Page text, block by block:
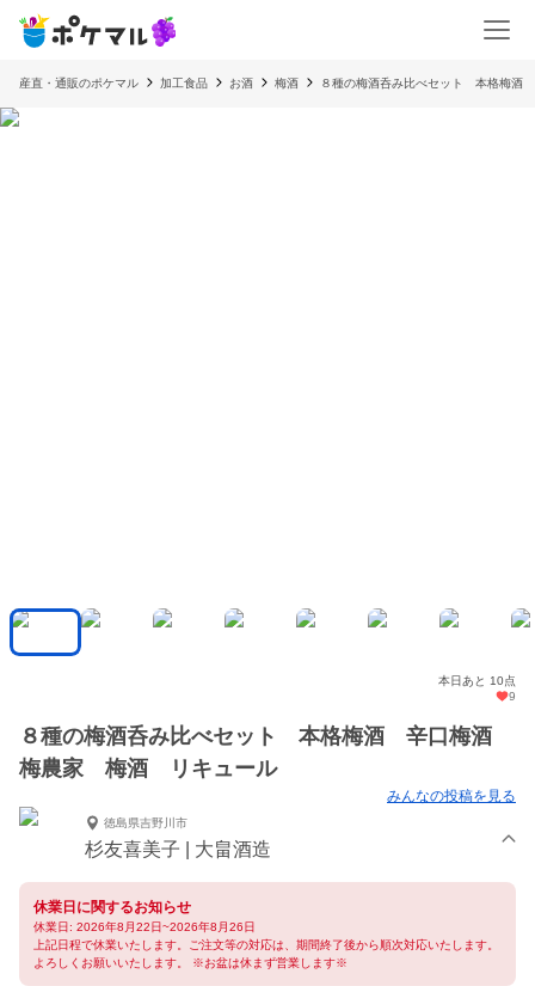
産直・通販のポケマル 加工食品 お酒 梅酒 ８種の梅酒呑み比べセット 本格梅
本日あと 10点
9
８種の梅酒呑み比べセット 本格梅酒 辛口梅酒
梅農家 梅酒 リキュール
みんなの投稿を見る
徳島県吉野川市
杉友喜美子 | 大畠酒造
休業日に関するお知らせ
休業日: 2026年8月22日~2026年8月26日
上記日程で休業いたします。ご注文等の対応は、期間終了後から順次対応いたします。
よろしくお願いいたします。 ※お盆は休まず営業します※